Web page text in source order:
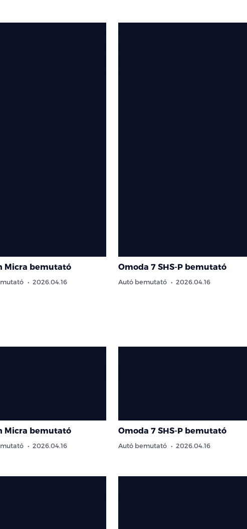
Micra bemutató
2026.04.16
Omoda 7 SHS-P bemutató
Autó bemutató 2026.04.16
Micra bemutató
2026.04.16
Omoda 7 SHS-P bemutató
Autó bemutató 2026.04.16